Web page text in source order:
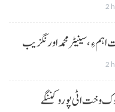
2
ءِ،سینیٹر محمد اورنگزیب
2
وخت اٹی پورو کننگے